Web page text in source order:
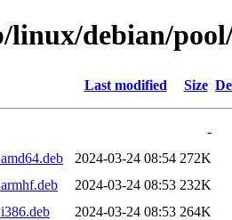
linux/debian/
Last modified Size
-
2024-03-24 08:54 272K
2024-03-24 08:53 232K
2024-03-24 08:53 264K